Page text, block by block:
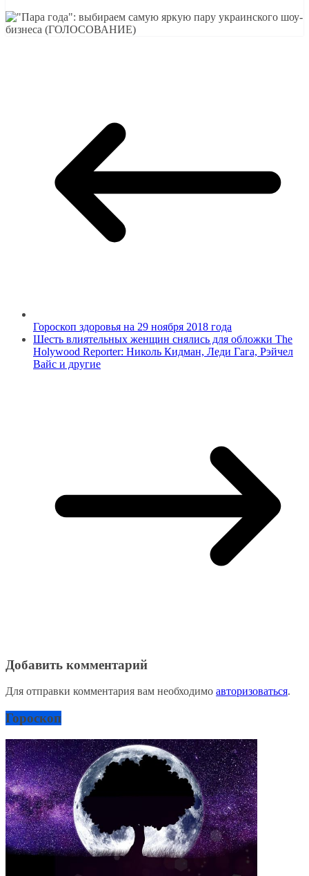
Гороскоп здоровья на 29 ноября 2018 года
Шесть влиятельных женщин снялись для обложки The
Holywood Reporter: Николь Кидман, Леди Гага, Рэйчел
Вайс и другие
Добавить комментарий
Для отправки комментария вам необходимо авторизоваться.
Гороскоп